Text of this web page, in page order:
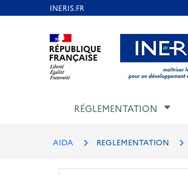
Aller au contenu Aller au menu
RÉGLEMENTATION
AIDA REGLEMENTATION